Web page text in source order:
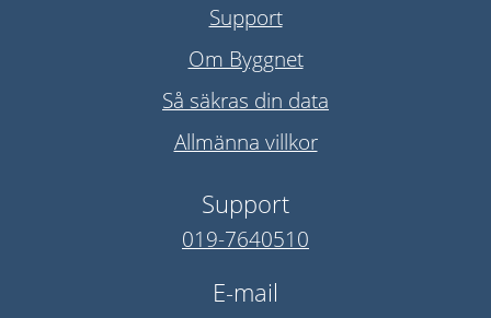
Support
Om Byggnet
Så säkras din data
Allmänna villkor
Support
019-7640510
E-mail